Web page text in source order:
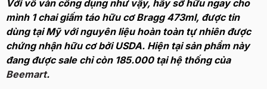
Với vô vàn công dụng như vậy, hãy sỡ hữu ngay cho
mình 1 chai giấm táo hữu cơ Bragg 473ml, được tin
dùng tại Mỹ với nguyên liệu hoàn toàn tự nhiên được
chứng nhận hữu cơ bởi USDA. Hiện tại sản phẩm này
đang được sale chỉ còn 185.000 tại hệ thống của
Beemart.